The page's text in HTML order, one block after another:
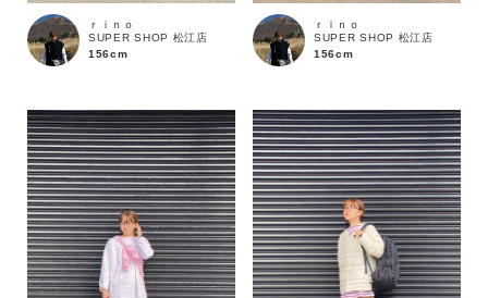
カテゴリ
サイズ
ブランド
ｒｉｎｏ
SUPER SHOP 松江店
156cm
ｒｉｎｏ
SUPER SHOP 松江店
156cm